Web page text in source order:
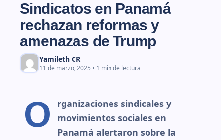
Sindicatos en Panamá
rechazan reformas y
amenazas de Trump
Yamileth CR
11 de marzo, 2025 • 1 min de lectura
O
rganizaciones sindicales y
movimientos sociales en
Panamá alertaron sobre la